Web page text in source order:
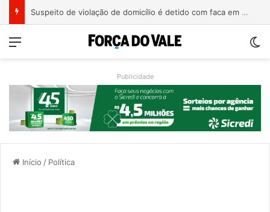
Suspeito de violação de domicílio é detido com faca em prédio de Estrela
Menu
Publicidade
Início / Política